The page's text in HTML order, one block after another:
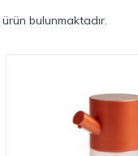
ürün bulunmaktadır.